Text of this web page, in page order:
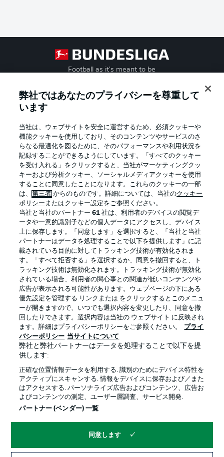
Football as it's meant to be
Official Partners
プライバシー・ポリシー 優先設定を管理する
利用条件 放送局
求人 選手
当サイトについて
© 2026 Bundesliga-Gruppe GmbH
言語をお選びください
弊社ではあなたのプライバシーを尊重して
います
当社は、ウェブサイトを安全に運営するため、必須クッキーや
機能クッキーを使用しており、そのコンテンツやサービスのさ
らなる最適化を図るために、そのパフォーマンスや利用状況を
記録することができるようにしています。「すべてのクッキー
を受け入れる」をクリックすると、当社がマーケティングクッ
キーおよび分析クッキー、ソーシャルメディアクッキーを使用
することに同意したことになります。これらのクッキーの一部
は、第三者 からのものです。詳細については、当社のクッキー
ポリシー またはクッキー設定をご参照ください。
当社と当社のパートナー61 社は、利用者のデバイスの閲覧デ
ータや一意的識別子などの個人データにアクセスし、デバイス
上に保存します。「同意します」を選択すると、「当社と当社
パートナーはデータを処理することで以下を提供します」に記
載されている目的に対してトラッキング技術が有効化されま
す。「すべて拒否する」を選択するか、同意を撤回すると、ト
ラッキング技術は無効化されます。トラッキング技術が無効化
されている場合、利用者の関心事との関連が低いコンテンツや
広告が表示される可能性があります。ウェブページの下にある
優先設定を管理する リンクまたは をクリックするとこのメニュ
ーが開きますので、いつでも選択内容を変更したり、同意を撤
回したりできます。選択内容は当社の ウェブサイト に反映され
ます。詳細はプライバシーポリシーをご参照ください。
プライ
バシーポリシー 当サイトについて
弊社と弊社パートナーはデータを処理することで以下を提
供します:
正確な位置情報データを利用する. 識別のためにデバイス特性を
アクティブにスキャンする. 情報をデバイスに保存および／また
はアクセスする. パーソナライズ広告およびコンテンツ、広告お
よびコンテンツの測定、ユーザー層調査、サービス開発.
パートナー (ベンダー) 一覧
同意します